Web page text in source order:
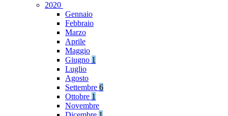
2020
Gennaio
Febbraio
Marzo
Aprile
Maggio
Giugno 1
Luglio
Agosto
Settembre 6
Ottobre 1
Novembre